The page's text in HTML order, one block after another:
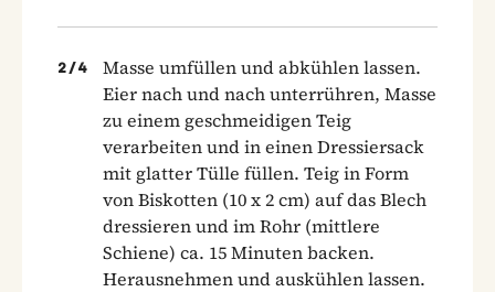
2 /4
Masse umfüllen und abkühlen lassen.
Eier nach und nach unterrühren, Masse
zu einem geschmeidigen Teig
verarbeiten und in einen Dressiersack
mit glatter Tülle füllen. Teig in Form
von Biskotten (10 x 2 cm) auf das Blech
dressieren und im Rohr (mittlere
Schiene) ca. 15 Minuten backen.
Herausnehmen und auskühlen lassen.